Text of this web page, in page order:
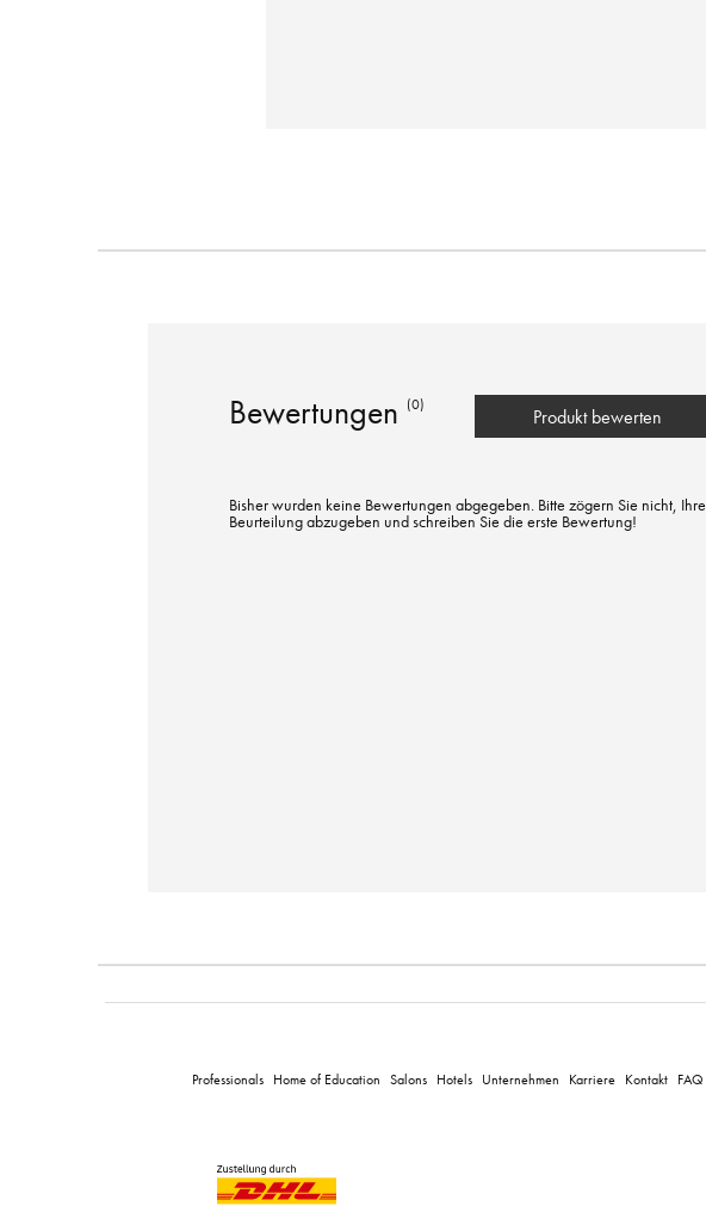
Bewertungen (0)
Produkt bewerten
Bisher wurden keine Bewertungen abgegeben. Bitte zögern Sie nicht, Ihre
Beurteilung abzugeben und schreiben Sie die erste Bewertung!
Professionals Home of Education Salons Hotels Unternehmen Karriere Kontakt FAQ